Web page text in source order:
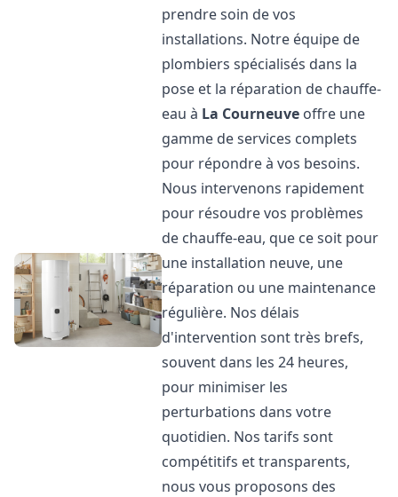
prendre soin de vos
installations. Notre équipe de
plombiers spécialisés dans la
pose et la réparation de chauffe-
eau à La Courneuve offre une
gamme de services complets
pour répondre à vos besoins.
Nous intervenons rapidement
pour résoudre vos problèmes
de chauffe-eau, que ce soit pour
une installation neuve, une
réparation ou une maintenance
régulière. Nos délais
d'intervention sont très brefs,
souvent dans les 24 heures,
pour minimiser les
perturbations dans votre
quotidien. Nos tarifs sont
compétitifs et transparents,
nous vous proposons des